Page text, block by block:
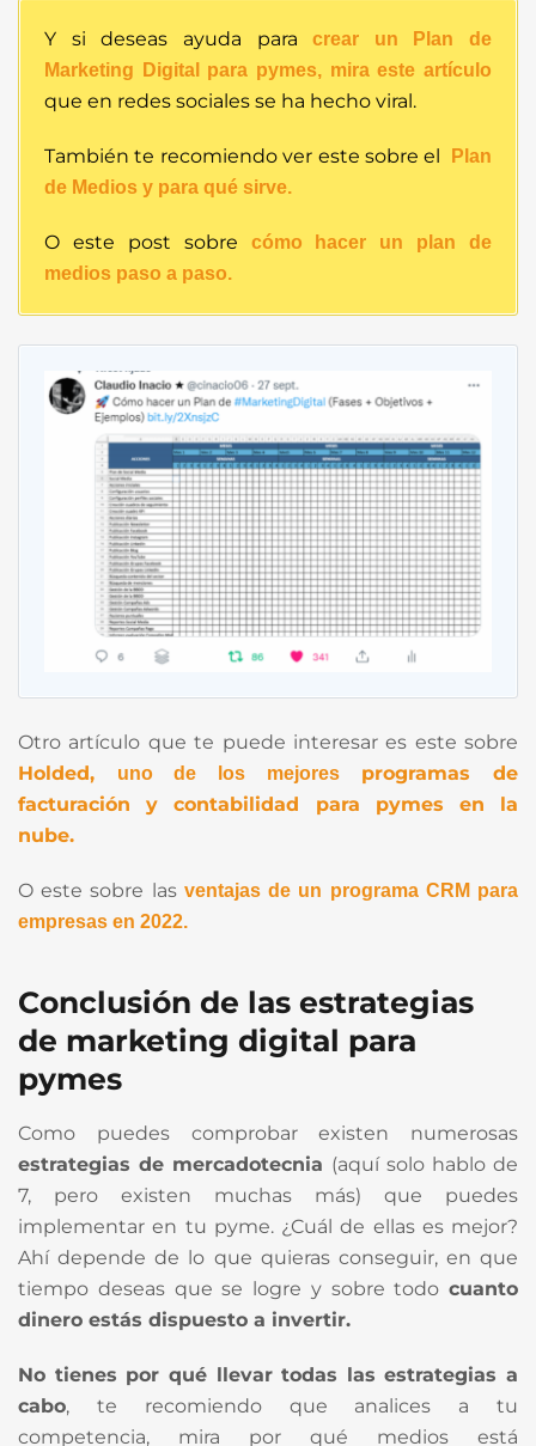
Y si deseas ayuda paracrear un Plan de
Marketing Digital para pymes, mira este artículo
que en redes sociales se ha hecho viral.
También te recomiendo ver este sobre el
Plan
de Medios y para qué sirve.
O este post sobre cómo hacer un plan de
medios paso a paso.
Otro artículo que te puede interesar es este sobre
Holded,
uno de los mejoresprogramas de
facturación y contabilidad para pymes en la
nube.
O este sobre las ventajas de un programa CRM para
empresas en 2022.
Conclusión de las estrategias
de marketing digital para
pymes
Como puedes comprobar existen numerosas
estrategias de mercadotecnia (aquí solo hablo de
7, pero existen muchas más) que puedes
implementar en tu pyme. ¿Cuál de ellas es mejor?
Ahí depende de lo que quieras conseguir, en que
tiempo deseas que se logre y sobre todo cuanto
dinero estás dispuesto a invertir.
No tienes por qué llevar todas las estrategias a
cabo, te recomiendo que analices a tu
competencia, mira por qué medios está